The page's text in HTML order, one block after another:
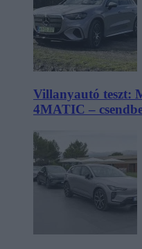
Villanyautó teszt:
4MATIC –